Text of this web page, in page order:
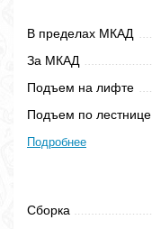
В пределах МКАД
За МКАД
Подъем на лифте
Подъем по лестнице
Подробнее
Сборка